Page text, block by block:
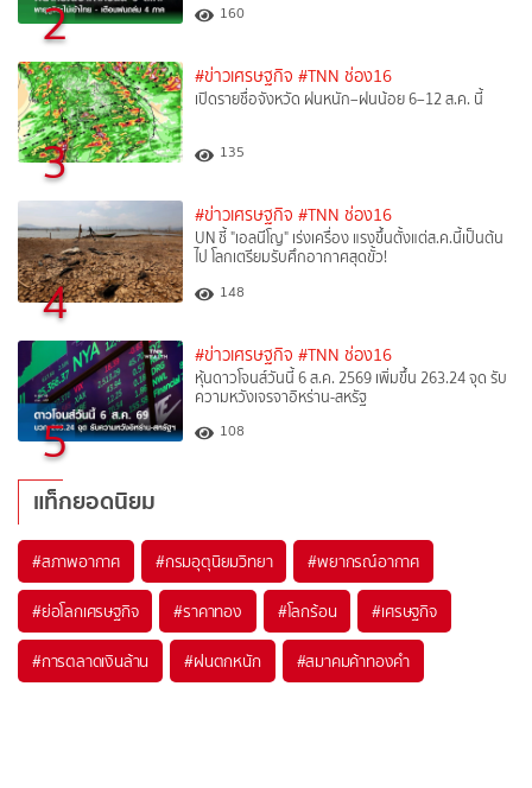
2 160
3
#ข่าวเศรษฐกิจ #TNN ช่อง16
เปิดรายชื่อจังหวัด ฝนหนัก–ฝนน้อย 6–12 ส.ค. นี้
135
4
#ข่าวเศรษฐกิจ #TNN ช่อง16
UN ชี้ "เอลนีโญ" เร่งเครื่อง แรงขึ้นตั้งแต่ส.ค.นี้เป็นต้น
ไป โลกเตรียมรับศึกอากาศสุดขั้ว!
148
5
#ข่าวเศรษฐกิจ #TNN ช่อง16
หุ้นดาวโจนส์วันนี้ 6 ส.ค. 2569 เพิ่มขึ้น 263.24 จุด รับ
ความหวังเจรจาอิหร่าน-สหรัฐ
108
แท็กยอดนิยม
#สภาพอากาศ #กรมอุตุนิยมวิทยา #พยากรณ์อากาศ
#ย่อโลกเศรษฐกิจ #ราคาทอง #โลกร้อน #เศรษฐกิจ
#การตลาดเงินล้าน #ฝนตกหนัก #สมาคมค้าทองคำ